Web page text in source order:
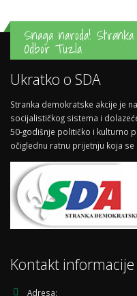
Snaga naroda!
Odbor Tuzla
Ukratko o SDA
Stranka demokratske akcije je
socijalističkog sistema i
50-godišnje političko i kulturno
očiglednu ratnu prijetnju koja
Kontakt informacije
Adresa: